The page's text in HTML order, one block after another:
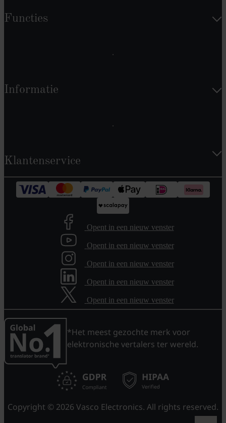
Functies
Informatie
Klantenservice
Opent in een nieuw venster
Opent in een nieuw venster
Opent in een nieuw venster
Opent in een nieuw venster
Opent in een nieuw venster
*Het meest gezochte merk voor
elektronische vertalers ter wereld.
Copyright © 2026 Vasco Electronics. All rights reserved.